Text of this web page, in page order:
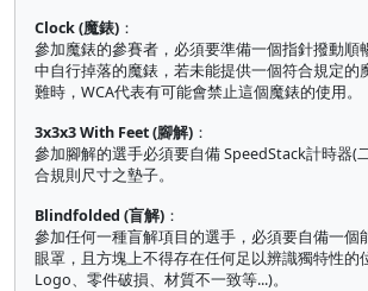
Clock (魔錶) ：
參加魔錶的參賽者，必須要準備一個指針撥動順
中自行掉落的魔錶，若未能提供一個符合規定的
難時，WCA代表有可能會禁止這個魔錶的使用。
3x3x3 With Feet (腳解) ：
參加腳解的選手必須要自備 SpeedStack計時器(
合規則尺寸之墊子。
Blindfolded (盲解) ：
參加任何一種盲解項目的選手，必須要自備一個
眼罩，且方塊上不得存在任何足以辨識獨特性的
Logo、零件破損、材質不一致等...)。